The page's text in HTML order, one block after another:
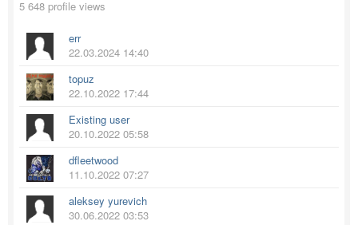
5 648 profile views
err
22.03.2024 14:40
topuz
22.10.2022 17:44
Existing user
20.10.2022 05:58
dfleetwood
11.10.2022 07:27
aleksey yurevich
30.06.2022 03:53